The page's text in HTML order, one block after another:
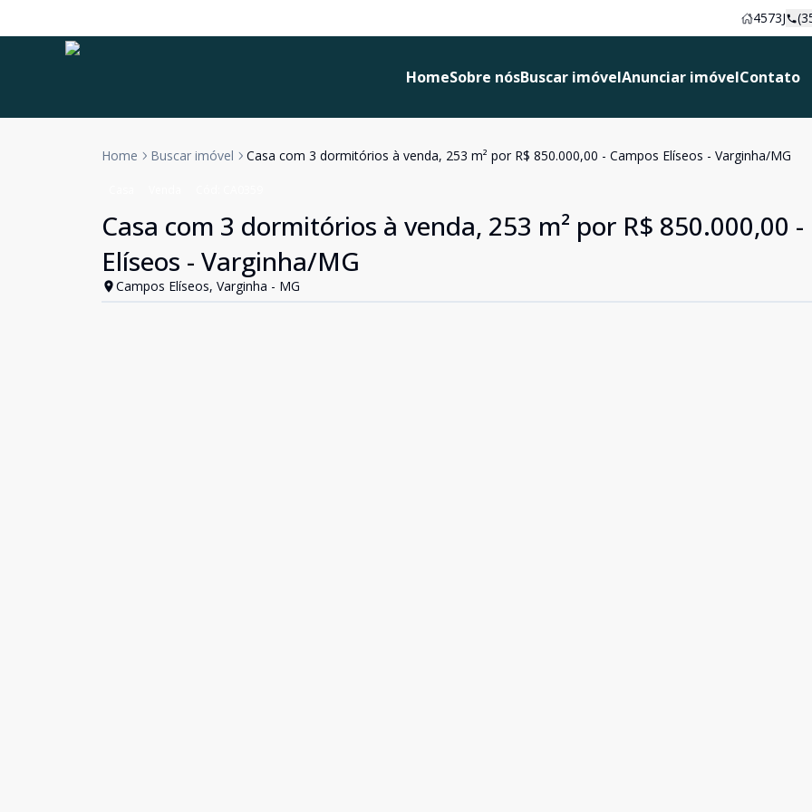
4573J
HomeSobre nósBuscar imóvelAnunciar imóvelContato
Home Buscar imóvel Casa com 3 dormitórios à venda, 253 m² por R$ 850.000,00 - Campos Elíseos - Varginha/MG
Casa com 3 dormitórios à venda, 253 m² por R$ 850.000,00 -
Elíseos - Varginha/MG
Campos Elíseos, Varginha - MG